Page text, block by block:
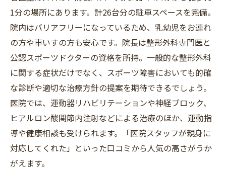
1分の場所にあります。計26台分の駐車スペースを完備。
院内はバリアフリーになっているため、乳幼児をお連れ
の方や車いすの方も安心です。院長は整形外科専門医と
公認スポーツドクターの資格を所持。一般的な整形外科
に関する症状だけでなく、スポーツ障害においても的確
な診断や適切な治療方針の提案を期待できるでしょう。
医院では、運動器リハビリテーションや神経ブロック、
ヒアルロン酸関節内注射などによる治療のほか、運動指
導や健康相談も受けられます。「医院スタッフが親身に
対応してくれた」といった口コミから人気の高さがうか
がえます。